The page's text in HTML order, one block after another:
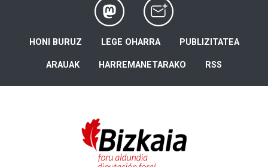
HONI BURUZ LEGE OHARRA PUBLIZITATEA
ARAUAK HARREMANETARAKO RSS